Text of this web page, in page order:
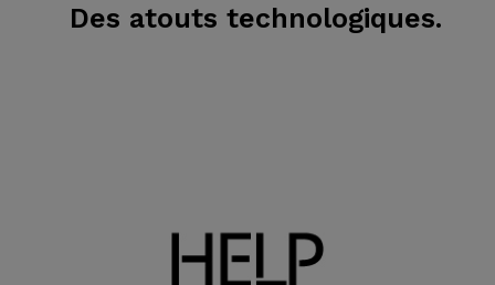
Des atouts technologiques.